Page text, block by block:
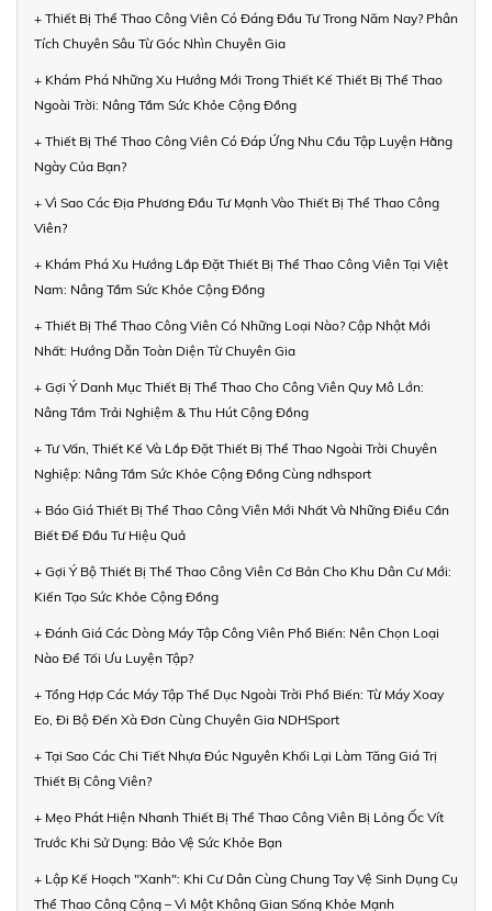
+ Thiết Bị Thể Thao Công Viên Có Đáng Đầu Tư Trong Năm Nay? Phân
Tích Chuyên Sâu Từ Góc Nhìn Chuyên Gia
+ Khám Phá Những Xu Hướng Mới Trong Thiết Kế Thiết Bị Thể Thao
Ngoài Trời: Nâng Tầm Sức Khỏe Cộng Đồng
+ Thiết Bị Thể Thao Công Viên Có Đáp Ứng Nhu Cầu Tập Luyện Hằng
Ngày Của Bạn?
+ Vì Sao Các Địa Phương Đầu Tư Mạnh Vào Thiết Bị Thể Thao Công
Viên?
+ Khám Phá Xu Hướng Lắp Đặt Thiết Bị Thể Thao Công Viên Tại Việt
Nam: Nâng Tầm Sức Khỏe Cộng Đồng
+ Thiết Bị Thể Thao Công Viên Có Những Loại Nào? Cập Nhật Mới
Nhất: Hướng Dẫn Toàn Diện Từ Chuyên Gia
+ Gợi Ý Danh Mục Thiết Bị Thể Thao Cho Công Viên Quy Mô Lớn:
Nâng Tầm Trải Nghiệm & Thu Hút Cộng Đồng
+ Tư Vấn, Thiết Kế Và Lắp Đặt Thiết Bị Thể Thao Ngoài Trời Chuyên
Nghiệp: Nâng Tầm Sức Khỏe Cộng Đồng Cùng ndhsport
+ Báo Giá Thiết Bị Thể Thao Công Viên Mới Nhất Và Những Điều Cần
Biết Để Đầu Tư Hiệu Quả
+ Gợi Ý Bộ Thiết Bị Thể Thao Công Viên Cơ Bản Cho Khu Dân Cư Mới:
Kiến Tạo Sức Khỏe Cộng Đồng
+ Đánh Giá Các Dòng Máy Tập Công Viên Phổ Biến: Nên Chọn Loại
Nào Để Tối Ưu Luyện Tập?
+ Tổng Hợp Các Máy Tập Thể Dục Ngoài Trời Phổ Biến: Từ Máy Xoay
Eo, Đi Bộ Đến Xà Đơn Cùng Chuyên Gia NDHSport
+ Tại Sao Các Chi Tiết Nhựa Đúc Nguyên Khối Lại Làm Tăng Giá Trị
Thiết Bị Công Viên?
+ Mẹo Phát Hiện Nhanh Thiết Bị Thể Thao Công Viên Bị Lỏng Ốc Vít
Trước Khi Sử Dụng: Bảo Vệ Sức Khỏe Bạn
+ Lập Kế Hoạch "Xanh": Khi Cư Dân Cùng Chung Tay Vệ Sinh Dụng Cụ
Thể Thao Công Cộng – Vì Một Không Gian Sống Khỏe Mạnh